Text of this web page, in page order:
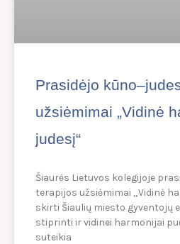
Prasidėjo
užsiėmimai „Vidinė
judesį“
Šiaurės Lietuvos kolegijoje
terapijos užsiėmimai „Vidinė
skirti Šiaulių miesto gyventojų
stiprinti ir vidinei harmonijai
suteikia